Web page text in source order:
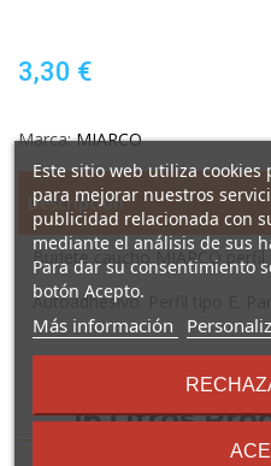
3,30 €
Marca: MIARCO
Descripción
Burlete caucho MIARCO perfil
Autoadhesivo. Perfil tipo E.
16 Otros
Este sitio web utiliza cookies
para mejorar nuestros
publicidad relacionada con
mediante el análisis de sus
Para dar su consentimiento
botón Acepto.
Más información
sobre
términos